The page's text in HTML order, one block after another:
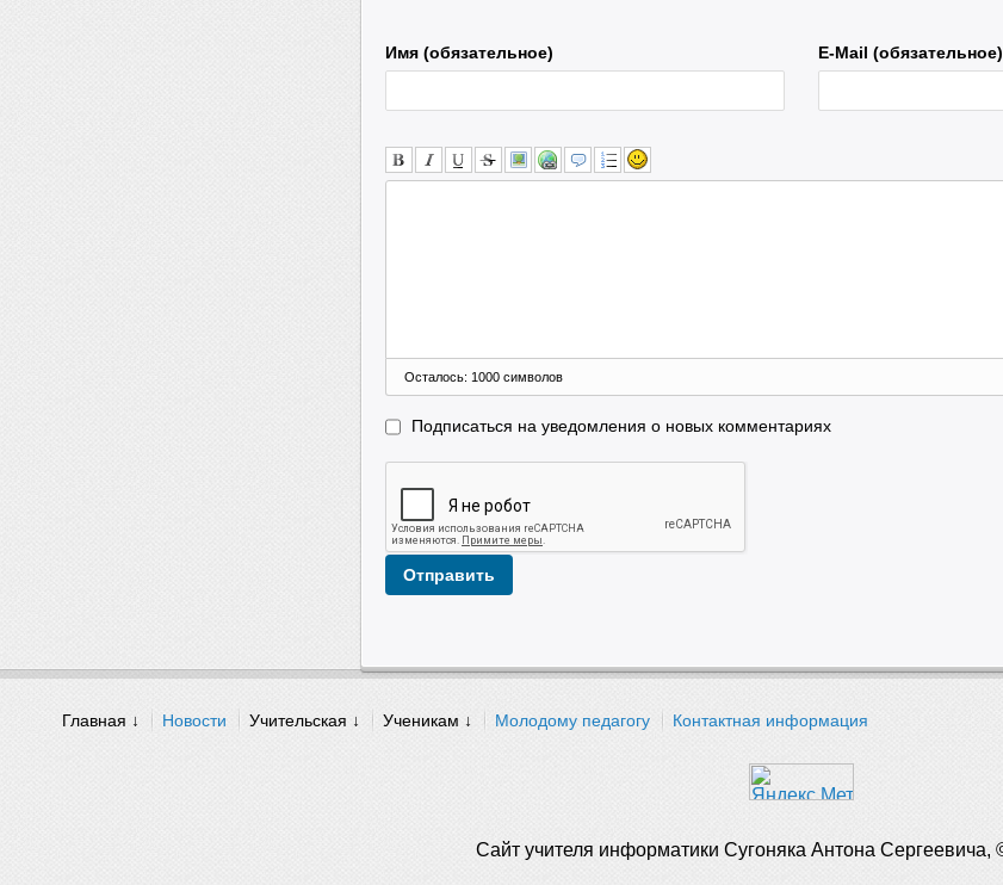
Имя (обязательное) E-Mail (обязательное)
Осталось: 1000 символов
Подписаться на уведомления о новых комментариях
Отправить
Главная ↓ Новости Учительская ↓ Ученикам ↓ Молодому педагогу Контактная информация
Сайт учителя информатики Сугоняка Антона Сергеевича,